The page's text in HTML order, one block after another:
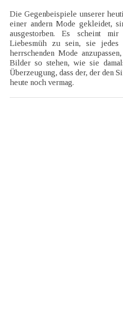
Die Gegenbeispiele unserer
einer andern Mode gekleidet,
ausgestorben. Es scheint
Liebesmüh zu sein, sie jedes
herrschenden Mode
Bilder so stehen, wie sie
Überzeugung, dass der, der den
heute noch vermag.